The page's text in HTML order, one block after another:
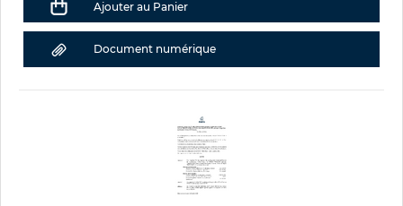
Ajouter au Panier
Document numérique